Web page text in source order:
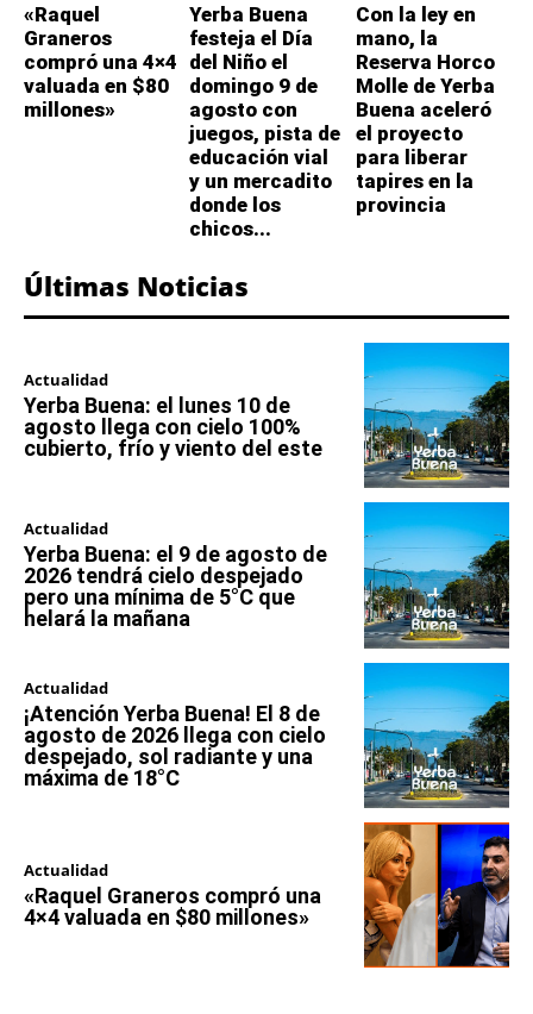
«Raquel
Graneros
compró una 4×4
valuada en $80
millones»
Yerba Buena
festeja el Día
del Niño el
domingo 9 de
agosto con
juegos, pista de
educación vial
y un mercadito
donde los
chicos...
Con la ley en
mano, la
Reserva Horco
Molle de Yerba
Buena aceleró
el proyecto
para liberar
tapires en la
provincia
Últimas Noticias
Actualidad
Yerba Buena: el lunes 10 de
agosto llega con cielo 100%
cubierto, frío y viento del este
Actualidad
Yerba Buena: el 9 de agosto de
2026 tendrá cielo despejado
pero una mínima de 5°C que
helará la mañana
Actualidad
¡Atención Yerba Buena! El 8 de
agosto de 2026 llega con cielo
despejado, sol radiante y una
máxima de 18°C
Actualidad
«Raquel Graneros compró una
4×4 valuada en $80 millones»